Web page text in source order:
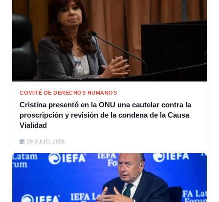
COMITÉ DE DERECHOS HUMANOS
Cristina presentó en la ONU una cautelar contra la
proscripción y revisión de la condena de la Causa
Vialidad
29 JULIO, 2026